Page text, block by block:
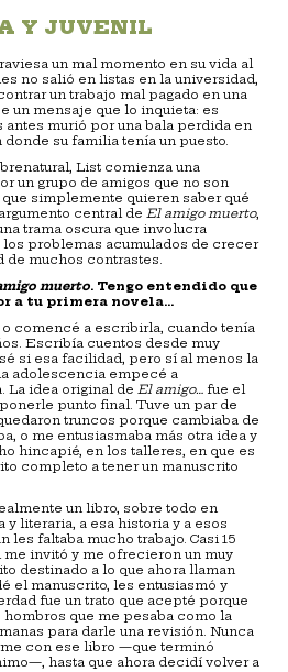
Y JUVENIL
un mal momento en su vida al
no salió en listas en la universidad,
un trabajo mal pagado en una
un mensaje que lo inquieta: es
antes murió por una bala perdida en
su familia tenía un puesto.
List comienza una
un grupo de amigos que no son
simplemente quieren saber qué
central de El amigo muerto,
trama oscura que involucra
problemas acumulados de crecer
de muchos contrastes.
muerto. Tengo entendido que
a tu primera novela…
o comencé a escribirla, cuando tenía
Escribía cuentos desde muy
si esa facilidad, pero sí al menos la
adolescencia empecé a
La idea original de El amigo… fue el
punto final. Tuve un par de
truncos porque cambiaba de
o me entusiasmaba más otra idea y
hincapié, en los talleres, en que es
completo a tener un manuscrito
un libro, sobre todo en
y literaria, a esa historia y a esos
les faltaba mucho trabajo. Casi 15
me invitó y me ofrecieron un muy
destinado a lo que ahora llaman
el manuscrito, les entusiasmó y
fue un trato que acepté porque
que me pesaba como la
para darle una revisión. Nunca
con ese libro —que terminó
hasta que ahora decidí volver a